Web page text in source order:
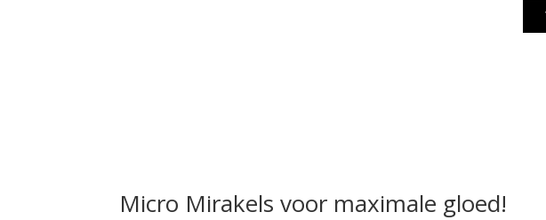
Micro Mirakels voor maximale gloed!